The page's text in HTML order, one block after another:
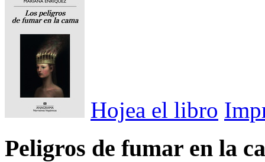
Hojea el libro
Peligros de fumar en la